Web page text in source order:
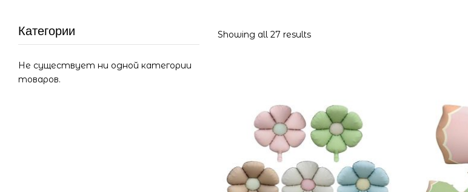
Категории
Не существует ни одной категории
товаров.
Showing all 27 results